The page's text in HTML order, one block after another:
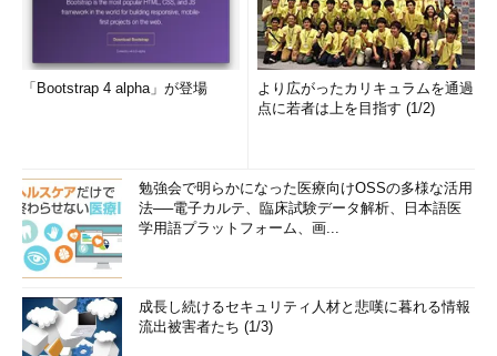
「Bootstrap 4 alpha」が登場
より広がったカリキュラムを通過
点に若者は上を目指す (1/2)
勉強会で明らかになった医療向けOSSの多様な活用
法──電子カルテ、臨床試験データ解析、日本語医
学用語プラットフォーム、画...
成長し続けるセキュリティ人材と悲嘆に暮れる情報
流出被害者たち (1/3)